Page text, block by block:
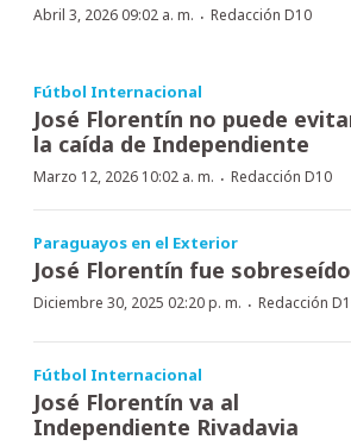
Abril 3, 2026 09:02 a. m. · Redacción D10
Fútbol Internacional
José Florentín no puede
la caída de Independiente
Marzo 12, 2026 10:02 a. m. · Redacción D10
Paraguayos en el Exterior
José Florentín fue sobreseído
Diciembre 30, 2025 02:20 p. m. · Redacción
Fútbol Internacional
José Florentín va al
Independiente Rivadavia